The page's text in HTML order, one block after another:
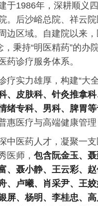
于1986年，深耕顺义
。后沙峪总院、祥云
边区域。自建院以来
，秉持“明医精药”的
药诊疗服务体系。
疗实力雄厚，构建“大
、皮肤科、针灸推拿
绪专科、 男科、 脾胃等
惠医疗与高端健康管理
中医药人才，凝聚一
医师， 包含阮金玉、
、聂小静、王云彩、
、卢曦、肖采尹、王
屏、杨明、李桂忠、